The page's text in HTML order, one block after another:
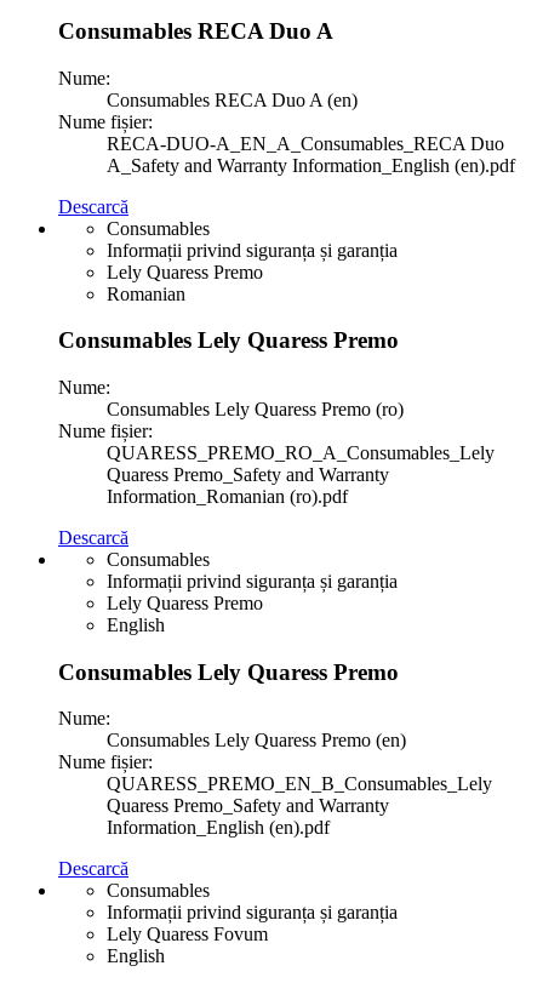
Consumables RECA Duo A
Nume:
Consumables RECA Duo A (en)
Nume fișier:
RECA-DUO-A_EN_A_Consumables_RECA Duo
A_Safety and Warranty Information_English (en).pdf
Descarcă
Consumables
Informații privind siguranța și garanția
Lely Quaress Premo
Romanian
Consumables Lely Quaress Premo
Nume:
Consumables Lely Quaress Premo (ro)
Nume fișier:
QUARESS_PREMO_RO_A_Consumables_Lely
Quaress Premo_Safety and Warranty
Information_Romanian (ro).pdf
Descarcă
Consumables
Informații privind siguranța și garanția
Lely Quaress Premo
English
Consumables Lely Quaress Premo
Nume:
Consumables Lely Quaress Premo (en)
Nume fișier:
QUARESS_PREMO_EN_B_Consumables_Lely
Quaress Premo_Safety and Warranty
Information_English (en).pdf
Descarcă
Consumables
Informații privind siguranța și garanția
Lely Quaress Fovum
English